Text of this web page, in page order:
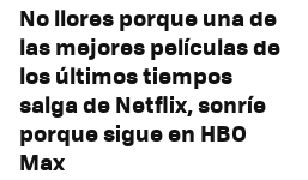
No llores porque una de
las mejores películas de
los últimos tiempos
salga de Netflix, sonríe
porque sigue en HBO
Max